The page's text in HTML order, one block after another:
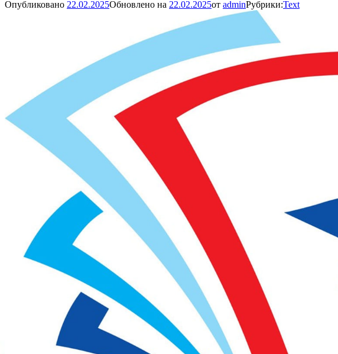
Опубликовано 22.02.2025Обновлено на 22.02.2025от adminРубрики:Text